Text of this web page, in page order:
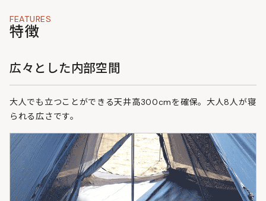
FEATURES
特徴
広々とした内部空間
大人でも立つことができる天井高300cmを確保。大人8人が寝
られる広さです。